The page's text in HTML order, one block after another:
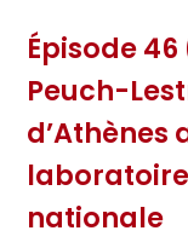
Épisode
Peuch-
d’Athènes
nationale